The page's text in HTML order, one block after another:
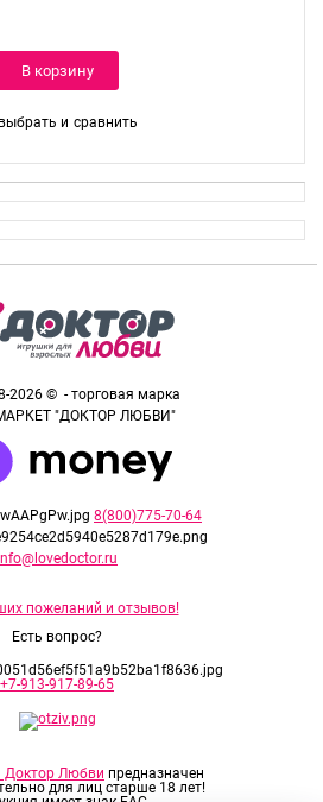
В корзину
выбрать и сравнить
2026 © - торговая марка
"ДОКТОР ЛЮБВИ"
8(800)775-70-64
пожеланий и отзывов!
Есть вопрос?
+7-913-917-89-65
Доктор Любви предназначен
для лиц старше 18 лет!